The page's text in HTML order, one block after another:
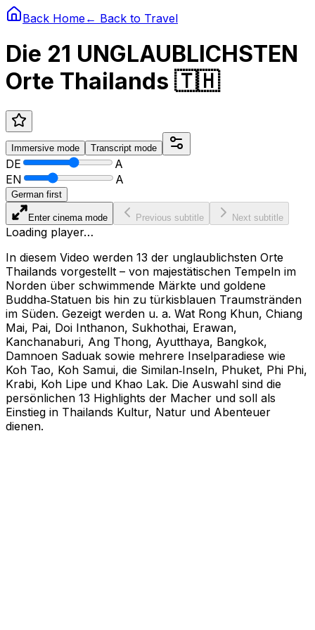
Back Home← Back to Travel
Die 21 UNGLAUBLICHSTEN
Orte Thailands 🇹🇭
Immersive mode Transcript mode
DE
A
EN
A
German first
Enter cinema mode Previous subtitle Next subtitle
Loading player…
In diesem Video werden 13 der unglaublichsten Orte
Thailands vorgestellt – von majestätischen Tempeln im
Norden über schwimmende Märkte und goldene
Buddha‑Statuen bis hin zu türkisblauen Traumstränden
im Süden. Gezeigt werden u. a. Wat Rong Khun, Chiang
Mai, Pai, Doi Inthanon, Sukhothai, Erawan,
Kanchanaburi, Ang Thong, Ayutthaya, Bangkok,
Damnoen Saduak sowie mehrere Inselparadiese wie
Koh Tao, Koh Samui, die Similan‑Inseln, Phuket, Phi Phi,
Krabi, Koh Lipe und Khao Lak. Die Auswahl sind die
persönlichen 13 Highlights der Macher und soll als
Einstieg in Thailands Kultur, Natur und Abenteuer
dienen.